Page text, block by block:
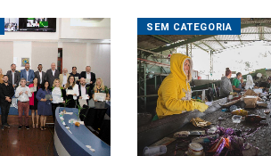
SEM CATEGORIA